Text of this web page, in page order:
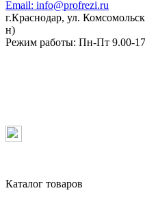
Email: info@profrezi.ru
г.Краснодар, ул.
н)
Режим работы: Пн-Пт 9.00-
Каталог товаров